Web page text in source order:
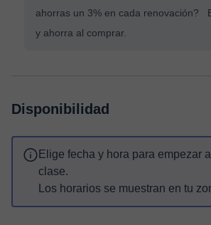
ahorras un 3% en cada renovación?
y ahorra al comprar.
Disponibilidad
Elige fecha y hora para empezar
clase.
Los horarios se muestran en tu